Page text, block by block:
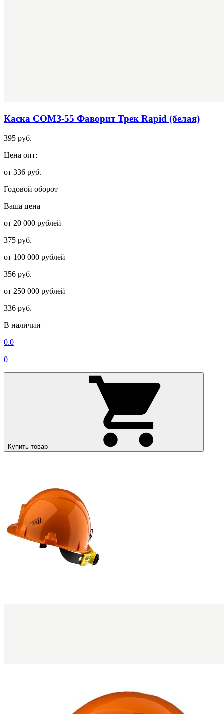
Каска СОМЗ-55 Фаворит Трек Rapid (белая)
395 руб.
Цена опт:
от 336 руб.
Годовой оборот
Ваша цена
от 20 000 рублей
375 руб.
от 100 000 рублей
356 руб.
от 250 000 рублей
336 руб.
В наличии
0.0
0
Купить товар